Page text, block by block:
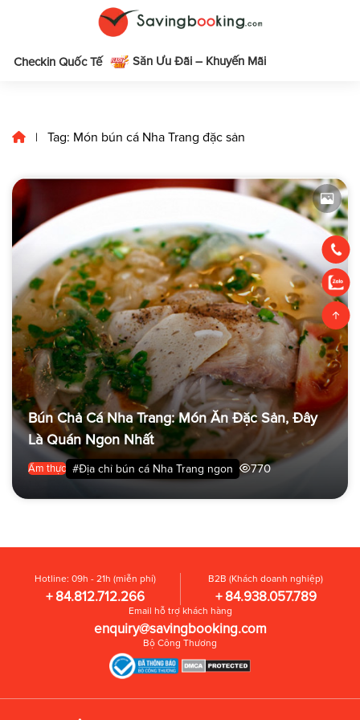
Checkin Quốc Tế Săn Ưu Đãi – Khuyến Mãi
| Tag: Món bún cá Nha Trang đặc sản
Bún Chả Cá Nha Trang: Món Ăn Đặc Sản, Đây
Là Quán Ngon Nhất
Ẩm thực #Địa chỉ bún cá Nha Trang ngon 770
Hotline: 09h - 21h (miễn phí)
+ 84.812.712.266
B2B (Khách doanh nghiệp)
+ 84.938.057.789
Email hỗ trợ khách hàng
enquiry@savingbooking.com
Bộ Công Thương